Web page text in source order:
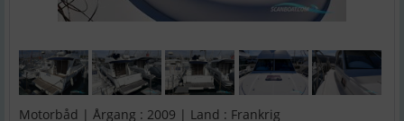
Motorbåd | Årgang : 2009 | Land : Frankrig